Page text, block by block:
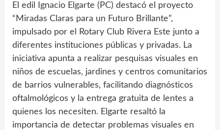
El edil Ignacio Elgarte (PC) destacó el proyecto
“Miradas Claras para un Futuro Brillante”,
impulsado por el Rotary Club Rivera Este junto a
diferentes instituciones públicas y privadas. La
iniciativa apunta a realizar pesquisas visuales en
niños de escuelas, jardines y centros comunitarios
de barrios vulnerables, facilitando diagnósticos
oftalmológicos y la entrega gratuita de lentes a
quienes los necesiten. Elgarte resaltó la
importancia de detectar problemas visuales en